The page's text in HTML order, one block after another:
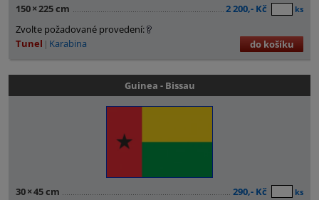
150×225 cm 2 200,- Kč ks
Zvolte požadované provedení:
Tunel
Karabina do košíku
Guinea - Bissau
30×45 cm 290,- Kč ks